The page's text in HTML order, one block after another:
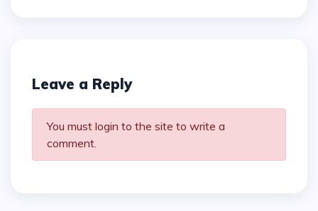
Leave a Reply
You must login to the site to write a
comment.